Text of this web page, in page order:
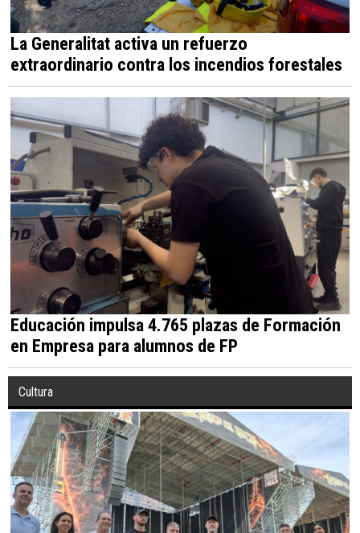
La Generalitat activa un refuerzo
extraordinario contra los incendios forestales
Educación impulsa 4.765 plazas de Formación
en Empresa para alumnos de FP
Cultura